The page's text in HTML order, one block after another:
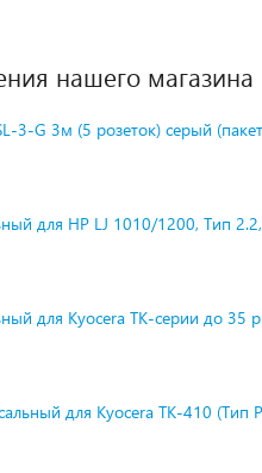
нашего магазина
3-G 3м (5 розеток) серый
для HP LJ 1010/1200, Тип
для Kyocera TK-серии до 35
для Kyocera TK-410 (Тип